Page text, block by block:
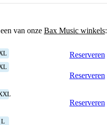
van onze Bax Music winkels:
Reserveren
Reserveren
Reserveren
L